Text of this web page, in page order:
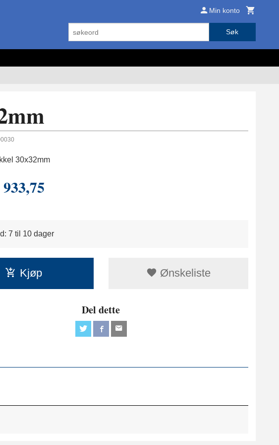
Min konto
Søk
30x32mm
7 til 10 dager
Kjøp Ønskeliste
Del dette